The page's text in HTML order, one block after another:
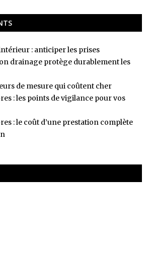
: anticiper les prises
drainage protège durablement les
de mesure qui coûtent cher
: les points de vigilance pour vos
: le coût d’une prestation complète